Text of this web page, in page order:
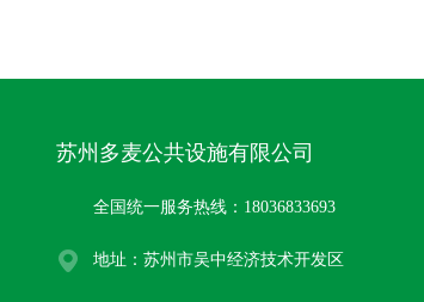
苏州多麦公共设施有限公司
全国统一服务热线：18036833693
地址：苏州市吴中经济技术开发区